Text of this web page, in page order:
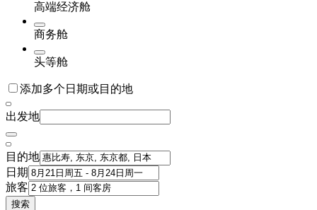
高端经济舱
商务舱
头等舱
添加多个日期或目的地
出发地
目的地
日期
旅客
搜索